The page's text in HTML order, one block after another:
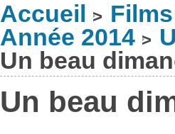
Accueil >
Année 2014 >
Un beau
Un beau